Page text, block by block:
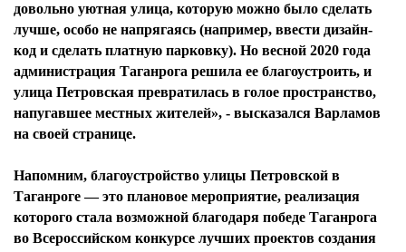
довольно уютная улица, которую можно было сделать
лучше, особо не напрягаясь (например, ввести дизайн-
код и сделать платную парковку). Но весной 2020 года
администрация Таганрога решила ее благоустроить, и
улица Петровская превратилась в голое пространство,
напугавшее местных жителей», - высказался Варламов
на своей странице.
Напомним, благоустройство улицы Петровской в
Таганроге — это плановое мероприятие, реализация
которого стала возможной благодаря победе Таганрога
во Всероссийском конкурсе лучших проектов создания